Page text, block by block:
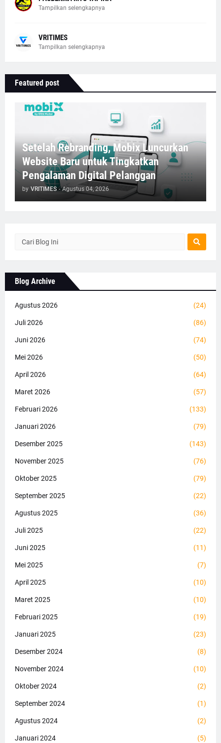
Tampilkan selengkapnya
VRITIMES
Tampilkan selengkapnya
Featured post
Setelah Rebranding, Mobix Luncurkan
Website Baru untuk Tingkatkan
Pengalaman Digital Pelanggan
by VRITIMES - Agustus 04, 2026
Blog Archive
Agustus 2026 (24)
Juli 2026 (86)
Juni 2026 (74)
Mei 2026 (50)
April 2026 (64)
Maret 2026 (57)
Februari 2026 (133)
Januari 2026 (79)
Desember 2025 (143)
November 2025 (76)
Oktober 2025 (79)
September 2025 (22)
Agustus 2025 (36)
Juli 2025 (22)
Juni 2025 (11)
Mei 2025 (7)
April 2025 (10)
Maret 2025 (10)
Februari 2025 (19)
Januari 2025 (23)
Desember 2024 (8)
November 2024 (10)
Oktober 2024 (2)
September 2024 (1)
Agustus 2024 (2)
Januari 2024 (5)